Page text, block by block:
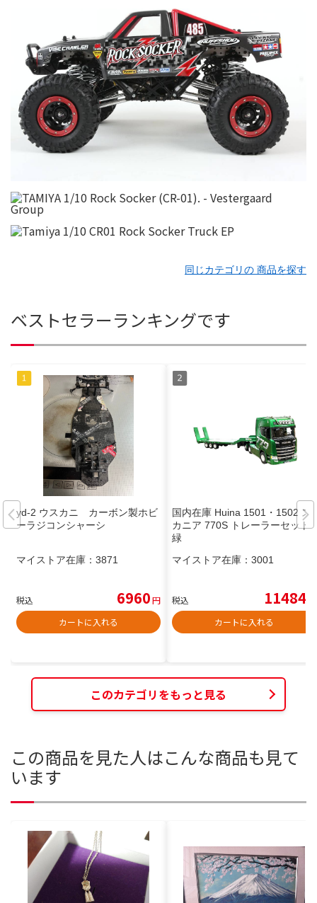
同じカテゴリの 商品を探す
ベストセラーランキングです
yd-2 ウスカニ カーボン製ホビ
ーラジコンシャーシ
マイストア在庫： 3871
税込 6960円
カートに入れる
国内在庫 Huina 1501・1502 ス
カニア 770S トレーラーセット
緑
マイストア在庫： 3001
税込 11484
カートに入れる
このカテゴリをもっと見る
この商品を見た人はこんな商品も見て
います